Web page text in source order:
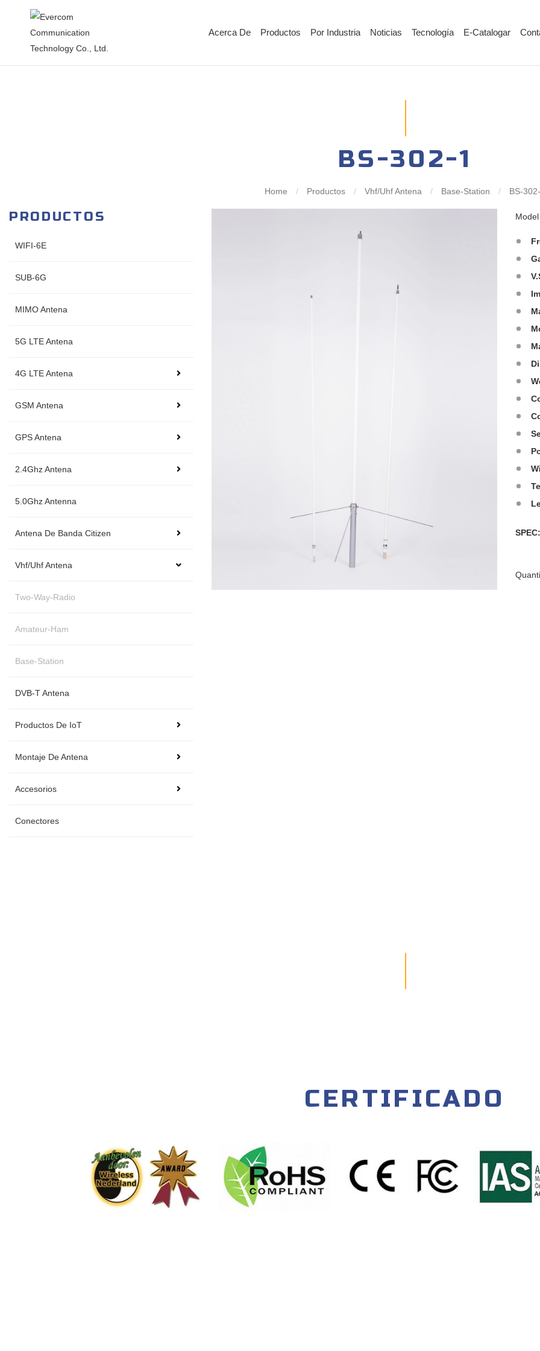
Acerca De Productos Por Industria Noticias Tecnología E-Catalogar
BS-302-1
Home / Productos / Vhf/Uhf Antena / Base-Station / BS-
PRODUCTOS
WIFI-6E
SUB-6G
MIMO Antena
5G LTE Antena
4G LTE Antena
GSM Antena
GPS Antena
2.4Ghz Antena
5.0Ghz Antenna
Antena De Banda Citizen
Vhf/Uhf Antena
Two-Way-Radio
Amateur-Ham
Base-Station
DVB-T Antena
Productos De IoT
Montaje De Antena
Accesorios
Conectores
CERTIFICADO